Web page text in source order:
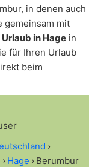
in denen auch
gemeinsam mit
Urlaub in Hage in
für Ihren Urlaub
beim
Hage Berumbur